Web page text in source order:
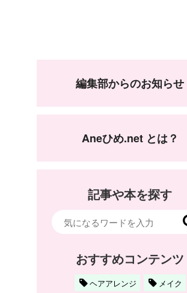
編集部からのお知らせ
Aneひめ.net とは？
記事や本を探す
おすすめコンテンツ
ヘアアレンジ
メイク